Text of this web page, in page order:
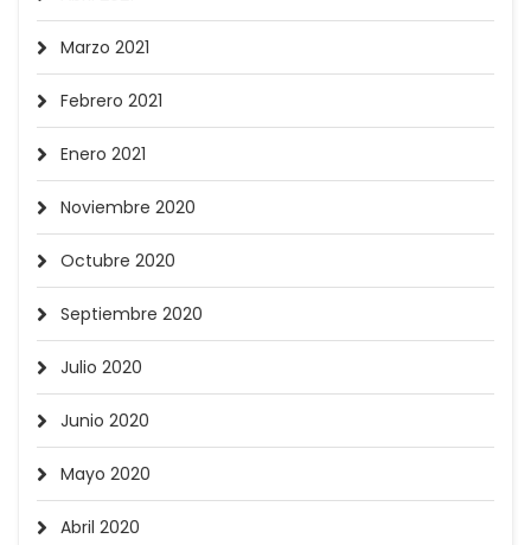
Marzo 2021
Febrero 2021
Enero 2021
Noviembre 2020
Octubre 2020
Septiembre 2020
Julio 2020
Junio 2020
Mayo 2020
Abril 2020